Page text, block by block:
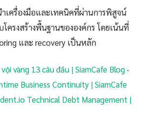
เครื่องมือและเทคนิคที่ผ่านการพิสูจน์
ครงสร้างพื้นฐานขององค์กร โดยเน้นที่
และ recovery เป็นหลัก
vàng 13 câu đầu | SiamCafe Blog ·
Business Continuity | SiamCafe
Technical Debt Management |